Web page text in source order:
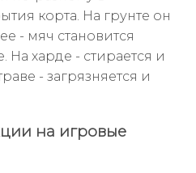
корта. На грунте он
- мяч становится
На харде - стирается и
- загрязняется и
на игровые